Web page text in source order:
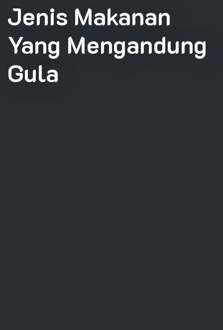
Jenis Makanan
Yang Mengandung
Gula